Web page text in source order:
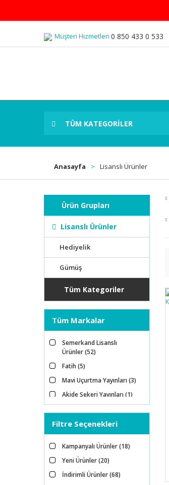
Müşteri Hizmetleri 0 850 433 0 533
TÜM KATEGORİLER
Anasayfa Lisanslı Ürünler
Ürün Grupları
Lisanslı Ürünler
Hediyelik
Gümüş
Tüm Kategoriler
Tüm Markalar
Semerkand Lisanslı
Ürünler (52)
Fatih (5)
Mavi Uçurtma Yayınları (3)
Akide Şekeri Yayınları (1)
E-Tema (1)
Smart Kids (1)
Filtre Seçenekleri
Kampanyalı Ürünler (18)
Yeni Ürünler (20)
İndirimli Ürünler (68)